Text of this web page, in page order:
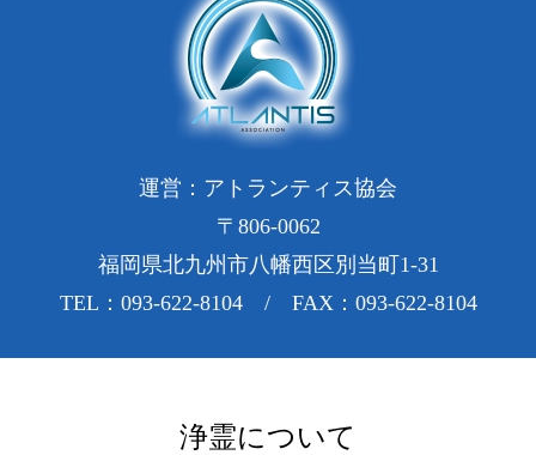
運営：アトランティス協会
〒806-0062
福岡県北九州市八幡西区別当町1-31
TEL：093-622-8104 / FAX：093-622-8104
浄霊について